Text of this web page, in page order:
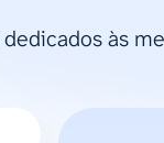
às